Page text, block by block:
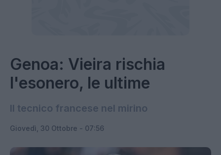
Genoa: Vieira rischia
l'esonero, le ultime
Il tecnico francese nel mirino
Giovedì, 30 Ottobre - 07:56